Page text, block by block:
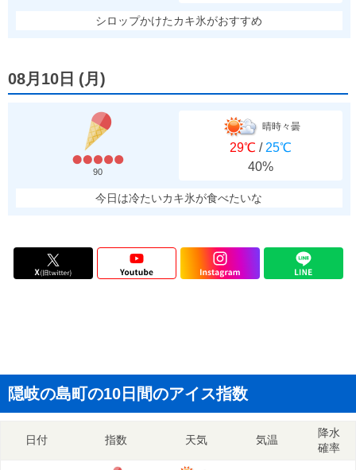
シロップかけたカキ氷がおすすめ
08月10日 (月 )
90
晴時々曇
29℃ / 25℃
40%
今日は冷たいカキ氷が食べたいな
隠岐の島町の10日間のアイス指数
日付 指数 天気 気温
降水
確率